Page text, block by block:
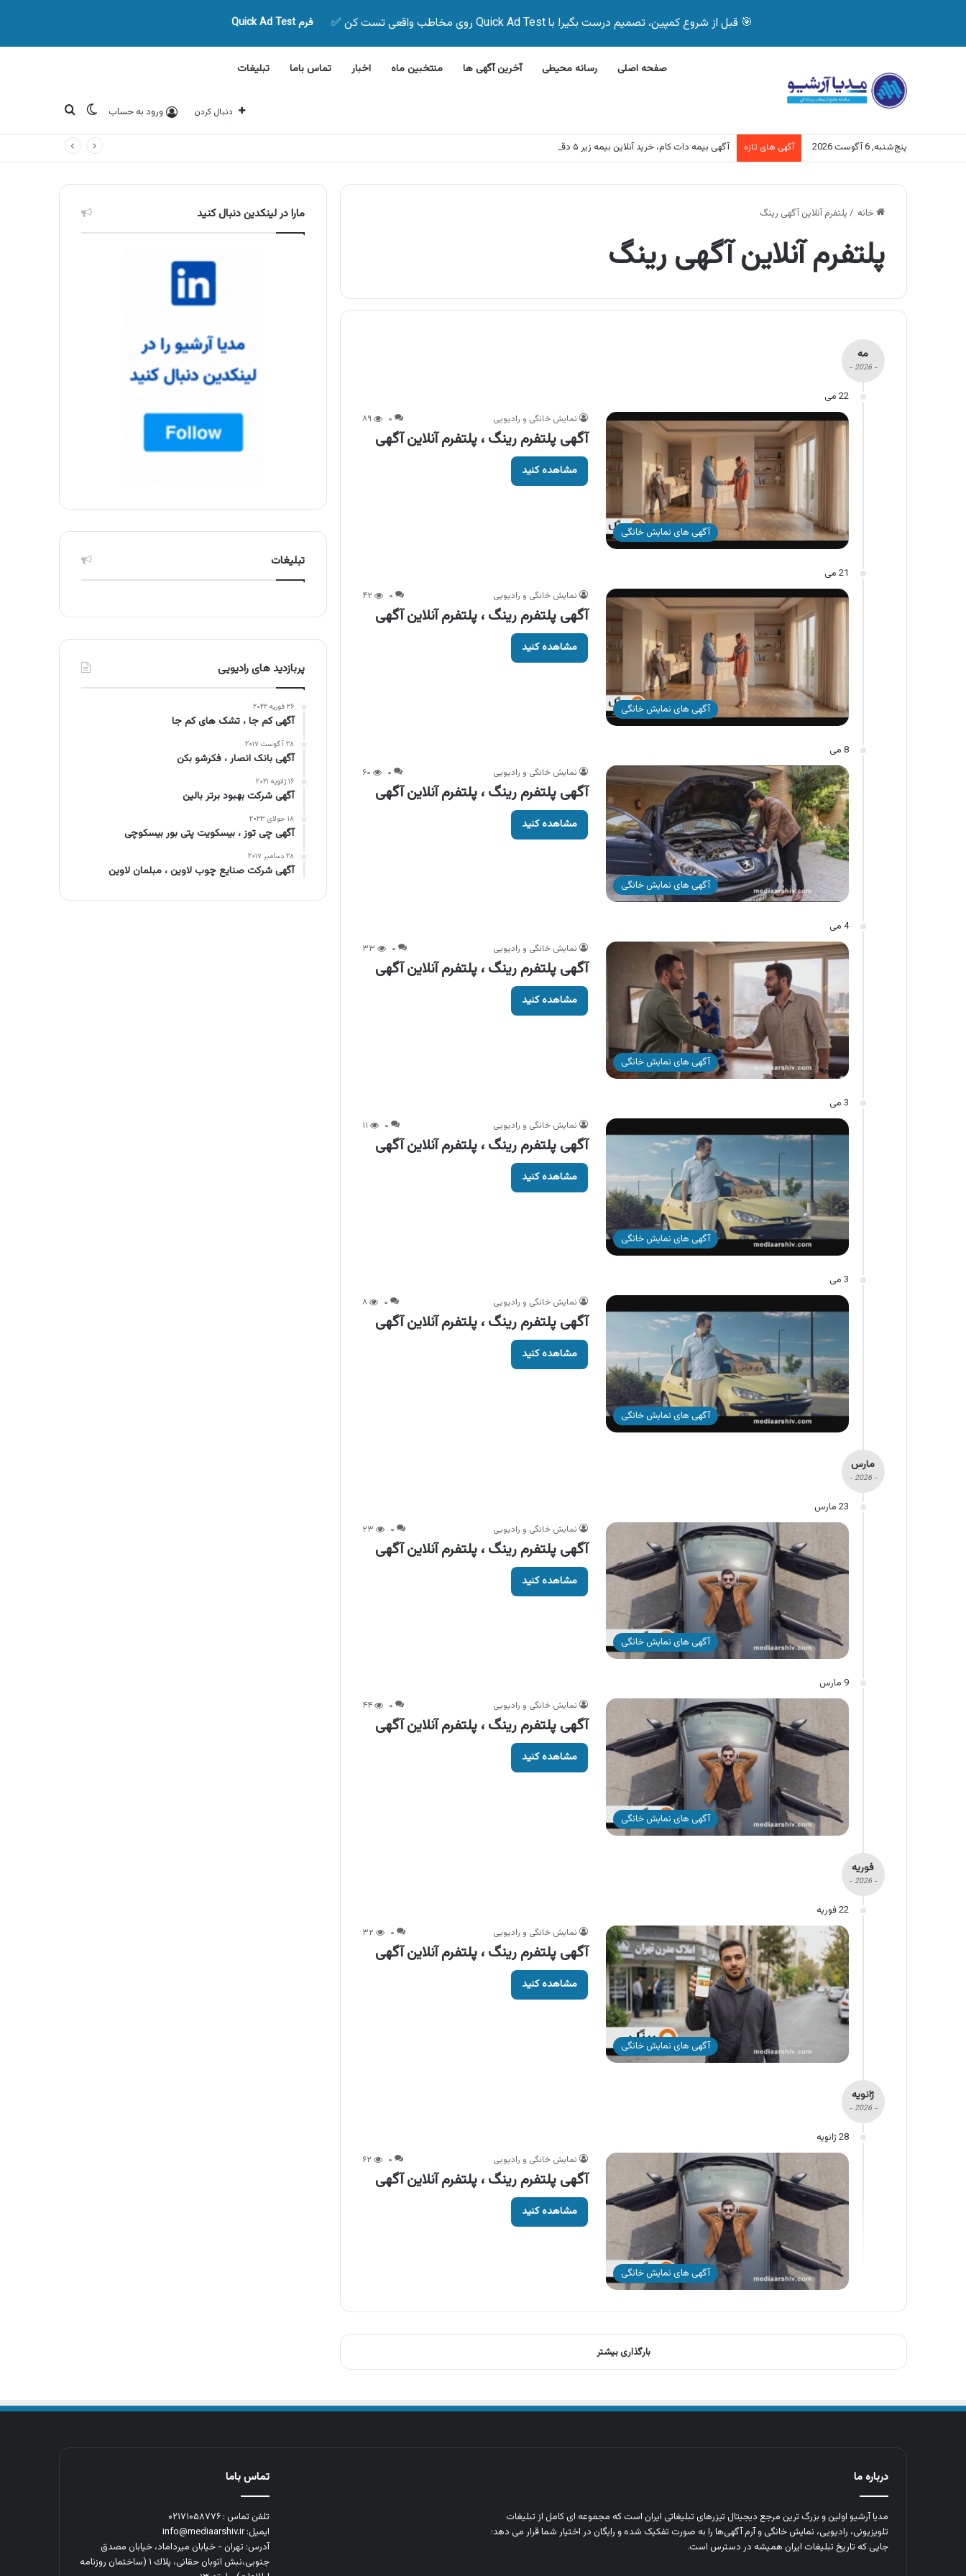
🎯 قبل از شروع کمپین، تصمیم درست بگیر! با Quick Ad Test روی مخاطب واقعی تست کن ✅ فرم Quick Ad Test
صفحه اصلی رسانه محیطی آخرین آگهی ها منتخبین ماه اخبار تماس باما تبلیغات
دنبال کردن ورود به حساب تغییر پوسته
جستجو برای
پنج‌شنبه, 6 آگوست 2026 آگهی های تازه آگهی بیمه دات کام، خرید آنلاین بیمه زیر ۵ دقیقه
خانه / پلتفرم آنلاین آگهی رینگ
پلتفرم آنلاین آگهی رینگ
مه
- 2026 -
22 می
آگهی های نمایش خانگی
نمایش خانگی و رادیویی ۰ ۸۹
آگهی پلتفرم رینگ ، پلتفرم آنلاین آگهی
مشاهده کنید
21 می
آگهی های نمایش خانگی
نمایش خانگی و رادیویی ۰ ۴۲
آگهی پلتفرم رینگ ، پلتفرم آنلاین آگهی
مشاهده کنید
8 می
آگهی های نمایش خانگی
نمایش خانگی و رادیویی ۰ ۶۰
آگهی پلتفرم رینگ ، پلتفرم آنلاین آگهی
مشاهده کنید
4 می
آگهی های نمایش خانگی
نمایش خانگی و رادیویی ۰ ۳۳
آگهی پلتفرم رینگ ، پلتفرم آنلاین آگهی
مشاهده کنید
3 می
آگهی های نمایش خانگی
نمایش خانگی و رادیویی ۰ ۱۱
آگهی پلتفرم رینگ ، پلتفرم آنلاین آگهی
مشاهده کنید
3 می
آگهی های نمایش خانگی
نمایش خانگی و رادیویی ۰ ۸
آگهی پلتفرم رینگ ، پلتفرم آنلاین آگهی
مشاهده کنید
مارس
- 2026 -
23 مارس
آگهی های نمایش خانگی
نمایش خانگی و رادیویی ۰ ۲۳
آگهی پلتفرم رینگ ، پلتفرم آنلاین آگهی
مشاهده کنید
9 مارس
آگهی های نمایش خانگی
نمایش خانگی و رادیویی ۰ ۴۴
آگهی پلتفرم رینگ ، پلتفرم آنلاین آگهی
مشاهده کنید
فوریه
- 2026 -
22 فوریه
آگهی های نمایش خانگی
نمایش خانگی و رادیویی ۰ ۳۲
آگهی پلتفرم رینگ ، پلتفرم آنلاین آگهی
مشاهده کنید
ژانویه
- 2026 -
28 ژانویه
آگهی های نمایش خانگی
نمایش خانگی و رادیویی ۰ ۶۲
آگهی پلتفرم رینگ ، پلتفرم آنلاین آگهی
مشاهده کنید
بارگذاری بیشتر
مارا در لینکدین دنبال کنید
تبلیغات
پربازدید های رادیویی
۲۶ فوریه ۲۰۲۲
آگهی کم جا ، تشک های کم جا
۲۸ آگوست ۲۰۱۷
آگهی بانک انصار ، فکرشو بکن
۱۶ ژانویه ۲۰۲۱
آگهی شرکت بهبود برتر بالین
۱۸ جولای ۲۰۲۳
آگهی چی توز ، بیسکویت پتی بور بیسکوچی
۲۸ دسامبر ۲۰۱۷
آگهی شرکت صنایع چوب لاوین ، مبلمان لاوین
درباره ما
مدیا آرشیو اولین و بزرگ‌ ترین مرجع دیجیتال تیزرهای تبلیغاتی ایران است که مجموعه‌ ای کامل از تبلیغات
تلویزیونی، رادیویی، نمایش خانگی و آرم‌ آگهی‌ها را به‌ صورت تفکیک‌ شده و رایگان در اختیار شما قرار می‌ دهد؛
جایی که تاریخ تبلیغات ایران همیشه در دسترس است.
تماس باما
تلفن تماس : ۰۲۱۷۱۰۵۸۷۷۶
ایمیل: info@mediaarshiv.ir
آدرس: تهران - خیابان میرداماد، خیابان مصدق
جنوبی،نبش اتوبان حقانی، پلاك ١ (ساختمان روزنامه